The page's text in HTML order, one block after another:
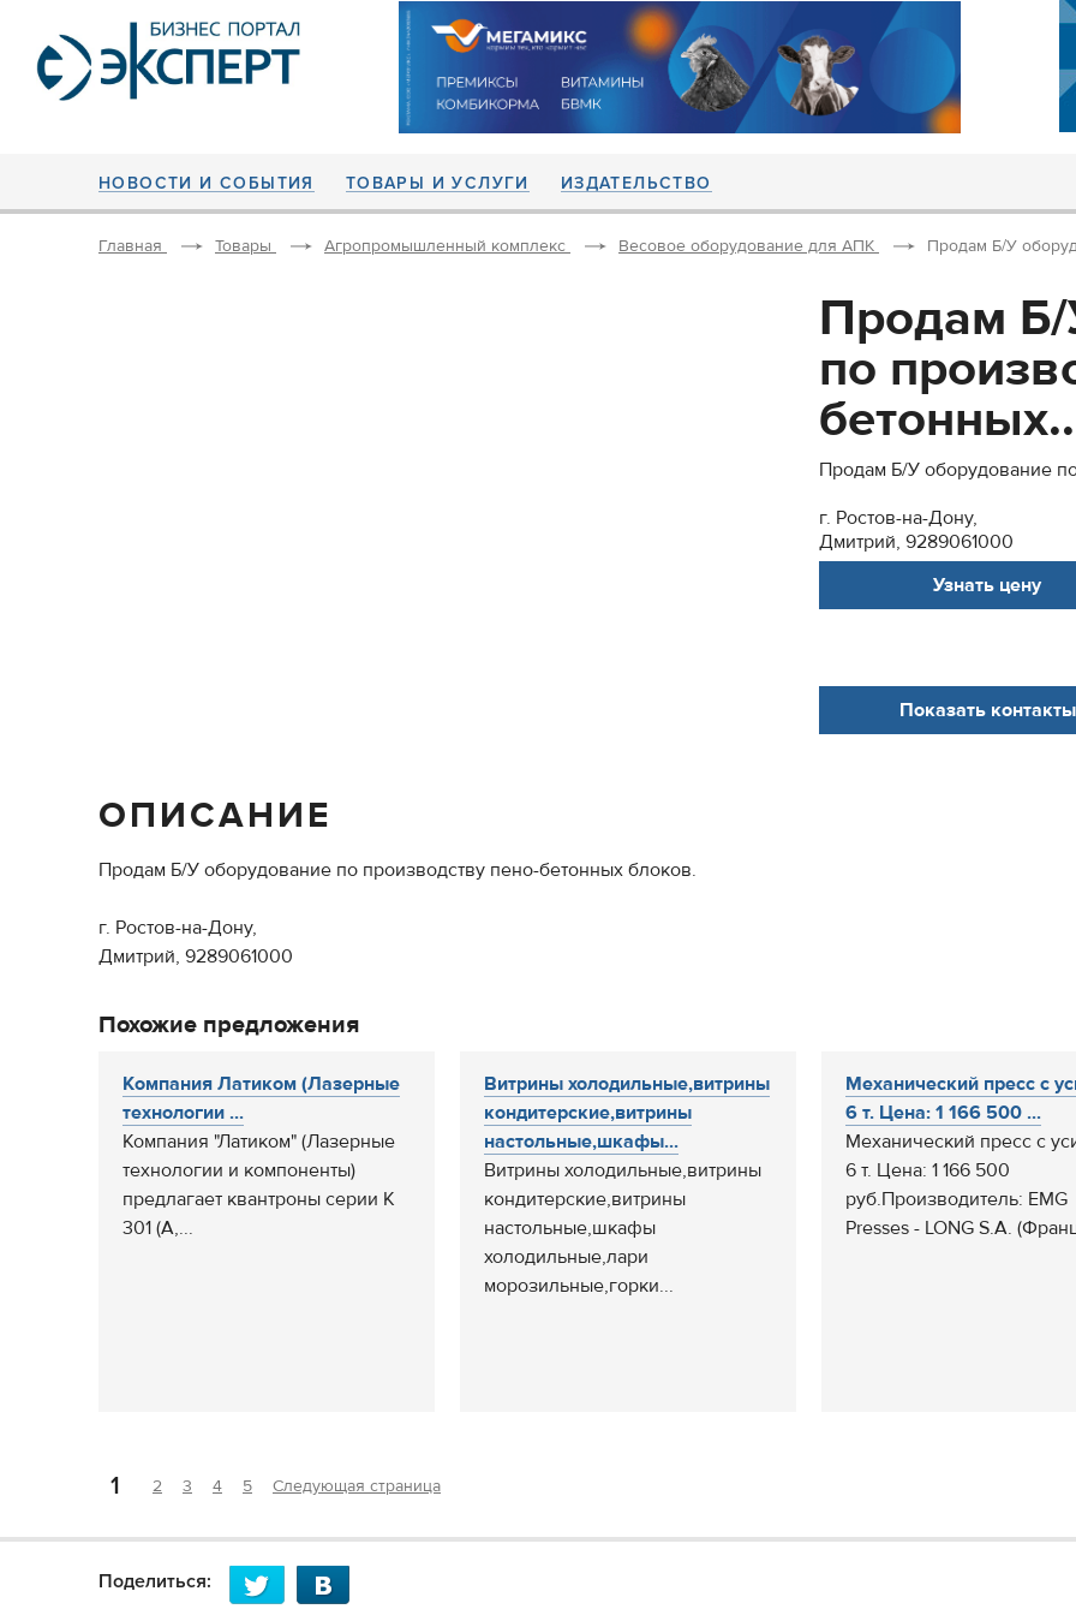
НОВОСТИ И СОБЫТИЯ ТОВАРЫ И УСЛУГИ ИЗДАТЕЛЬСТВО
Главная Товары Агропромышленный комплекс Весовое оборудование для АПК Продам Б/У
Продам Б/
по
Продам Б/У оборудование
г. Ростов-на-Дону,
Дмитрий, 9289061000
Узнать цену
Показать контакты
ОПИСАНИЕ
Продам Б/У оборудование по производству пено-бетонных блоков.
г. Ростов-на-Дону,
Дмитрий, 9289061000
Похожие предложения
Компания Латиком (Лазерные
технологии ...
Компания "Латиком" (Лазерные
технологии и компоненты)
предлагает квантроны серии К
301 (А,...
Витрины холодильные,витрины
кондитерские,витрины
настольные,шкафы...
Витрины холодильные,витрины
кондитерские,витрины
настольные,шкафы
холодильные,лари
морозильные,горки...
Механический пресс с
6 т. Цена: 1 166 500 ...
Механический пресс с
6 т. Цена: 1 166 500
руб.Производитель: EMG
Presses - LONG S.A.
1 2 3 4 5 Следующая страница
Поделиться: